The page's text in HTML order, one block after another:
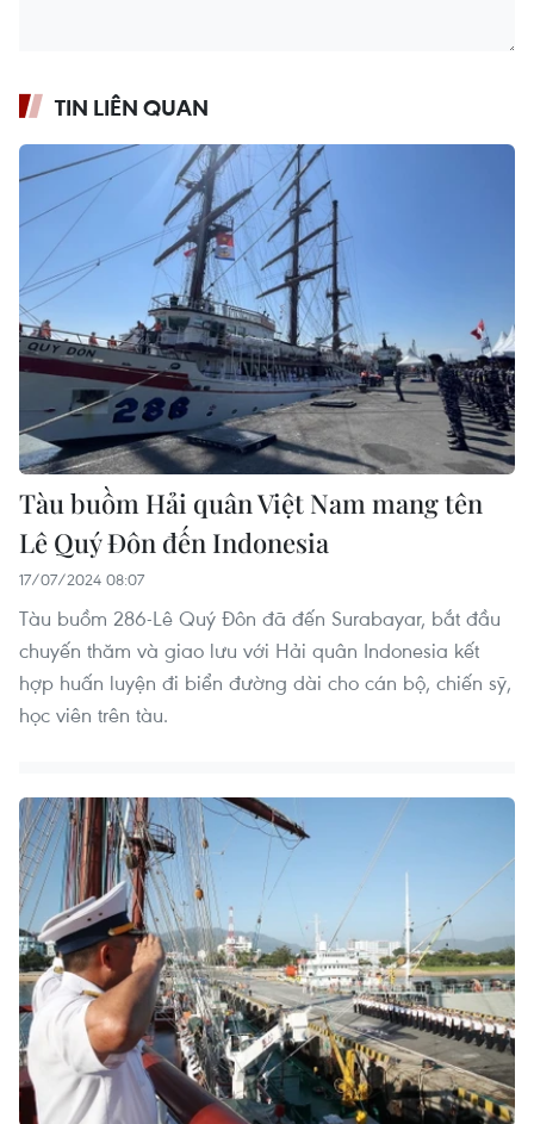
TIN LIÊN QUAN
Tàu buồm Hải quân Việt Nam mang tên
Lê Quý Đôn đến Indonesia
17/07/2024 08:07
Tàu buồm 286-Lê Quý Đôn đã đến Surabayar, bắt đầu
chuyến thăm và giao lưu với Hải quân Indonesia kết
hợp huấn luyện đi biển đường dài cho cán bộ, chiến sỹ,
học viên trên tàu.